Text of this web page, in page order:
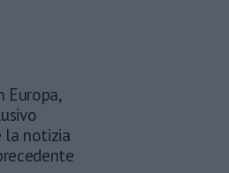
Europa,
la notizia